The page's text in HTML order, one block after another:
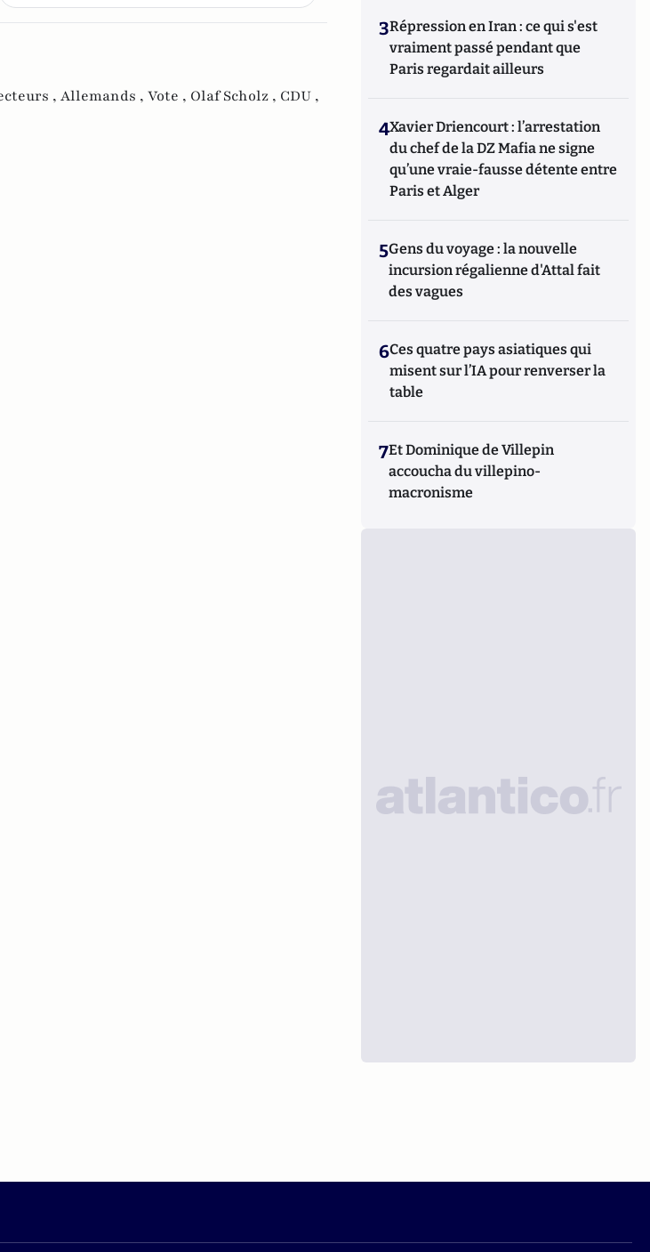
, Allemands , Vote , Olaf Scholz , CDU ,
3Répression en Iran : ce qui s'est
vraiment passé pendant que
Paris regardait ailleurs
4Xavier Driencourt : l’arrestation
du chef de la DZ Mafia ne signe
qu’une vraie-fausse détente entre
Paris et Alger
5Gens du voyage : la nouvelle
incursion régalienne d'Attal fait
des vagues
6Ces quatre pays asiatiques qui
misent sur l’IA pour renverser la
table
7Et Dominique de Villepin
accoucha du villepino-
macronisme